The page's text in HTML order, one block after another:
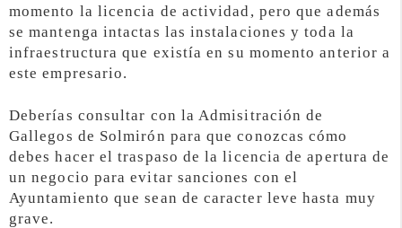
momento la licencia de actividad, pero que además
se mantenga intactas las instalaciones y toda la
infraestructura que existía en su momento anterior a
este empresario.
Deberías consultar con la Admisitración de
Gallegos de Solmirón para que conozcas cómo
debes hacer el traspaso de la licencia de apertura de
un negocio para evitar sanciones con el
Ayuntamiento que sean de caracter leve hasta muy
grave.